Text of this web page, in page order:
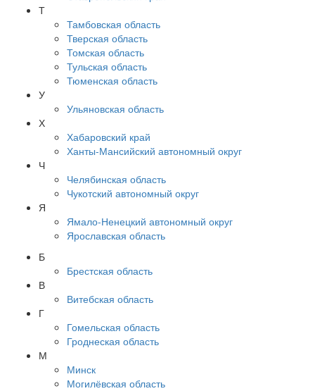
Т
Тамбовская область
Тверская область
Томская область
Тульская область
Тюменская область
У
Ульяновская область
Х
Хабаровский край
Ханты-Мансийский автономный округ
Ч
Челябинская область
Чукотский автономный округ
Я
Ямало-Ненецкий автономный округ
Ярославская область
Б
Брестская область
В
Витебская область
Г
Гомельская область
Гроднеская область
М
Минск
Могилёвская область